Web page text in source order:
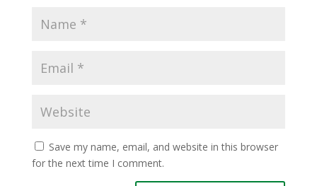
Save my name, email, and website in this browser
for the next time I comment.